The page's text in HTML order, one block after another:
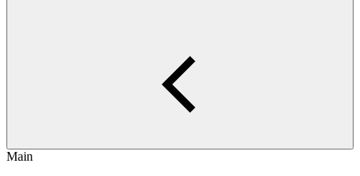
Main